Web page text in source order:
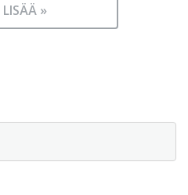
LISÄÄ »